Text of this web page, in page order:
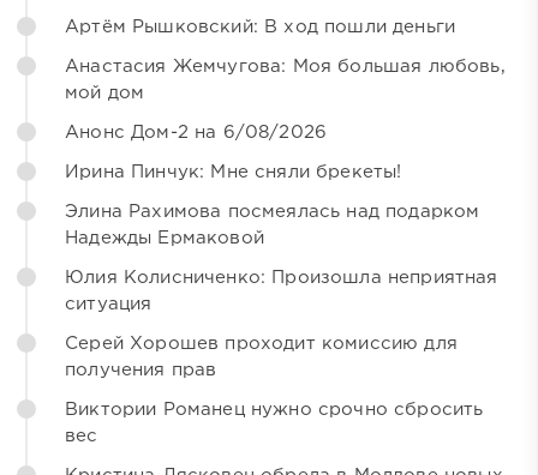
Артём Рышковский: В ход пошли деньги
Анастасия Жемчугова: Моя большая любовь,
мой дом
Анонс Дом-2 на 6/08/2026
Ирина Пинчук: Мне сняли брекеты!
Элина Рахимова посмеялась над подарком
Надежды Ермаковой
Юлия Колисниченко: Произошла неприятная
ситуация
Серей Хорошев проходит комиссию для
получения прав
Виктории Романец нужно срочно сбросить
вес